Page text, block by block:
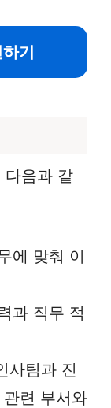
기
다음과 같
에 맞춰 이
과 직무 적
사팀과 진
련 부서와